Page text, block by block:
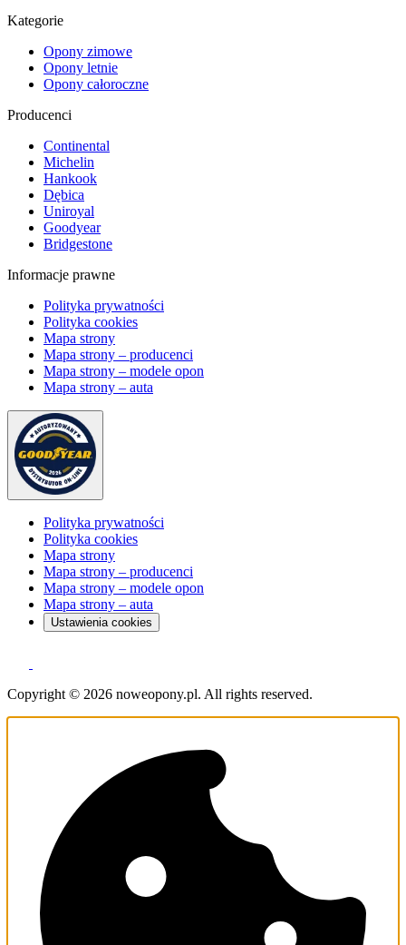
Kategorie
Opony zimowe
Opony letnie
Opony całoroczne
Producenci
Continental
Michelin
Hankook
Dębica
Uniroyal
Goodyear
Bridgestone
Informacje prawne
Polityka prywatności
Polityka cookies
Mapa strony
Mapa strony – producenci
Mapa strony – modele opon
Mapa strony – auta
Polityka prywatności
Polityka cookies
Mapa strony
Mapa strony – producenci
Mapa strony – modele opon
Mapa strony – auta
Ustawienia cookies
Copyright © 2026 noweopony.pl. All rights reserved.